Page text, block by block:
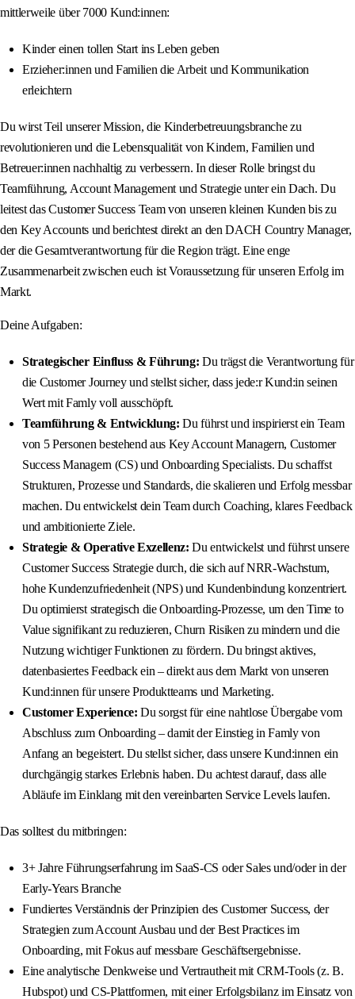
mittlerweile über 7000 Kund:innen:
Kinder einen tollen Start ins Leben geben
Erzieher:innen und Familien die Arbeit und Kommunikation
erleichtern
Du wirst Teil unserer Mission, die Kinderbetreuungsbranche zu
revolutionieren und die Lebensqualität von Kindern, Familien und
Betreuer:innen nachhaltig zu verbessern. In dieser Rolle bringst du
Teamführung, Account Management und Strategie unter ein Dach. Du
leitest das Customer Success Team von unseren kleinen Kunden bis zu
den Key Accounts und berichtest direkt an den DACH Country Manager,
der die Gesamtverantwortung für die Region trägt. Eine enge
Zusammenarbeit zwischen euch ist Voraussetzung für unseren Erfolg im
Markt.
Deine Aufgaben:
Strategischer Einfluss & Führung: Du trägst die Verantwortung für
die Customer Journey und stellst sicher, dass jede:r Kund:in seinen
Wert mit Famly voll ausschöpft.
Teamführung & Entwicklung: Du führst und inspirierst ein Team
von 5 Personen bestehend aus Key Account Managern, Customer
Success Managern (CS) und Onboarding Specialists. Du schaffst
Strukturen, Prozesse und Standards, die skalieren und Erfolg messbar
machen. Du entwickelst dein Team durch Coaching, klares Feedback
und ambitionierte Ziele.
Strategie & Operative Exzellenz: Du entwickelst und führst unsere
Customer Success Strategie durch, die sich auf NRR‑Wachstum,
hohe Kundenzufriedenheit (NPS) und Kundenbindung konzentriert.
Du optimierst strategisch die Onboarding‑Prozesse, um den Time to
Value signifikant zu reduzieren, Churn Risiken zu mindern und die
Nutzung wichtiger Funktionen zu fördern. Du bringst aktives,
datenbasiertes Feedback ein – direkt aus dem Markt von unseren
Kund:innen für unsere Produktteams und Marketing.
Customer Experience: Du sorgst für eine nahtlose Übergabe vom
Abschluss zum Onboarding – damit der Einstieg in Famly von
Anfang an begeistert. Du stellst sicher, dass unsere Kund:innen ein
durchgängig starkes Erlebnis haben. Du achtest darauf, dass alle
Abläufe im Einklang mit den vereinbarten Service Levels laufen.
Das solltest du mitbringen:
3+ Jahre Führungserfahrung im SaaS‑CS oder Sales und/oder in der
Early‑Years Branche
Fundiertes Verständnis der Prinzipien des Customer Success, der
Strategien zum Account Ausbau und der Best Practices im
Onboarding, mit Fokus auf messbare Geschäftsergebnisse.
Eine analytische Denkweise und Vertrautheit mit CRM‑Tools (z. B.
Hubspot) und CS‑Plattformen, mit einer Erfolgsbilanz im Einsatz von